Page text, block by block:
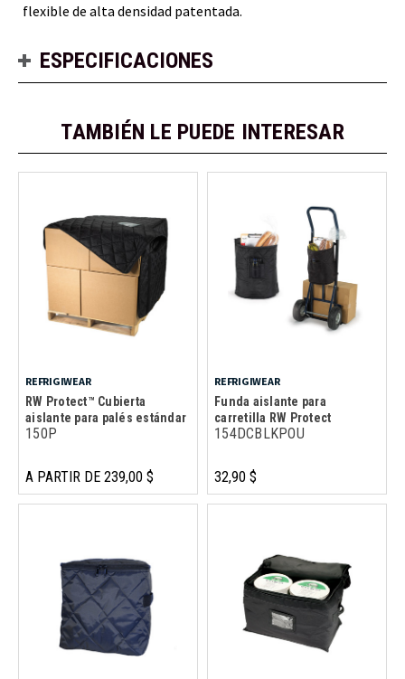
flexible de alta densidad patentada.
ESPECIFICACIONES
TAMBIÉN LE PUEDE INTERESAR
REFRIGIWEAR
RW Protect™ Cubierta
aislante para palés estándar
150P
A PARTIR DE 239,00 $
REFRIGIWEAR
Funda aislante para
carretilla RW Protect
154DCBLKPOU
32,90 $